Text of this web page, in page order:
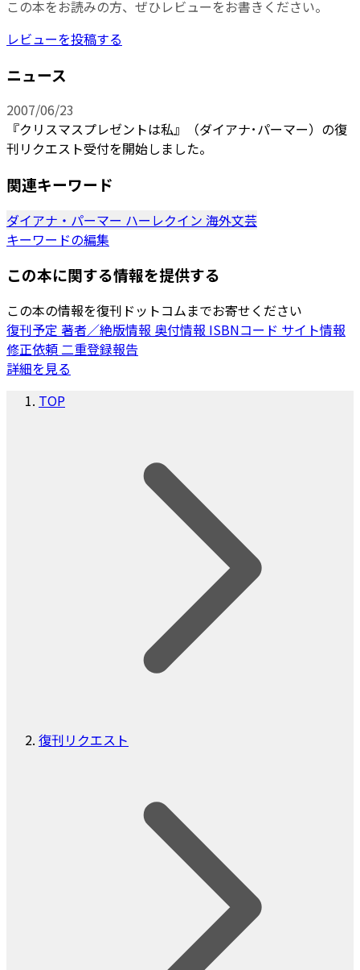
この本をお読みの方、ぜひレビューをお書きください。
レビューを投稿する
ニュース
2007/06/23
『クリスマスプレゼントは私』（ダイアナ･パーマー）の復
刊リクエスト受付を開始しました。
関連キーワード
ダイアナ・パーマー ハーレクイン 海外文芸
キーワードの編集
この本に関する情報を提供する
この本の情報を復刊ドットコムまでお寄せください
復刊予定 著者／絶版情報 奥付情報 ISBNコード サイト情報
修正依頼二重登録報告
詳細を見る
TOP
復刊リクエスト